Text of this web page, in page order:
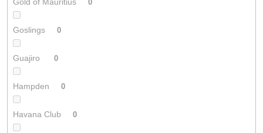
0
Goslings 0
Guajiro 0
Hampden 0
Havana Club 0